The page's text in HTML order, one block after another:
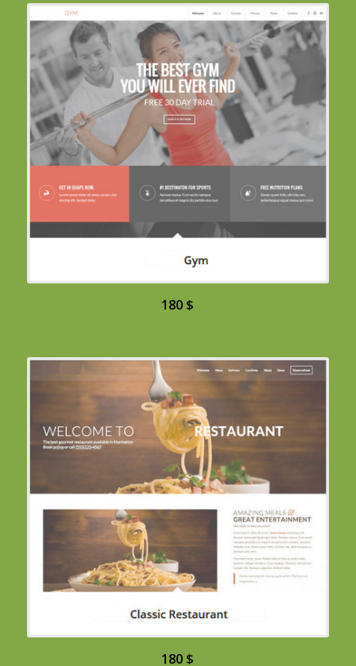
180 $
180 $